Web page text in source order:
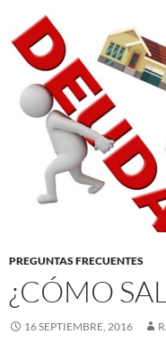
PREGUNTAS FRECUENTES
¿CÓMO
16 SEPTIEMBRE, 2016